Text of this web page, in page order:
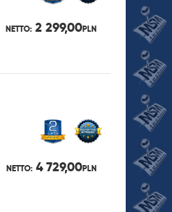
NETTO: 2 299,00PLN
NETTO: 4 729,00PLN